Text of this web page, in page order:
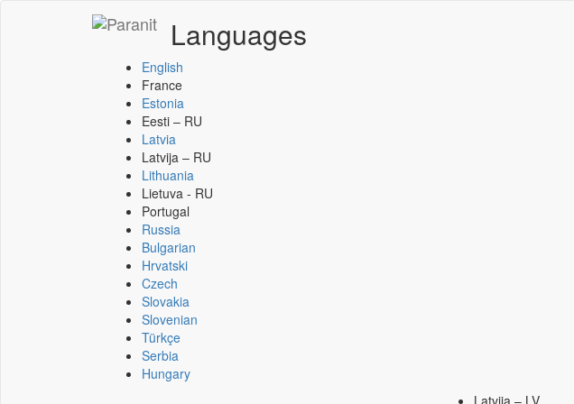
Languages
English
France
Estonia
Eesti – RU
Latvia
Latvija – RU
Lithuania
Lietuva - RU
Portugal
Russia
Bulgarian
Hrvatski
Czech
Slovakia
Slovenian
Türkçe
Serbia
Hungary
Latvija – LV